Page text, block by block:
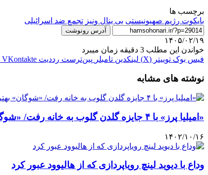
برچسب ها
بایکوت رژیم صهیونیستی بی ینال ونیز تجمع ضد اسرائیلی
آدرس رونوشت
۱۴۰۵/۰۲/۱۹
خواندن این مطلب 3 دقیقه زمان میبرد
فیس بوک توییتر (X) لینکدین ‫تامبلر ‫پین‌ترست ‫رددیت ‫VKontakte
نوشته های مشابه
«امیلیا پرز» با ۴ جایزه گلدن گلوب به خانه رفت/ «شوگان» بهترین سریال درام
۱۴۰۲/۱۰/۱۶
وداع با دیوید لینچ رویاپردازی که از هالیوود عبور کرد